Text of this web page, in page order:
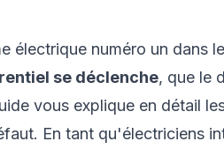
électrique numéro un dans
se déclenche, que le
vous explique en détail
En tant qu'électriciens